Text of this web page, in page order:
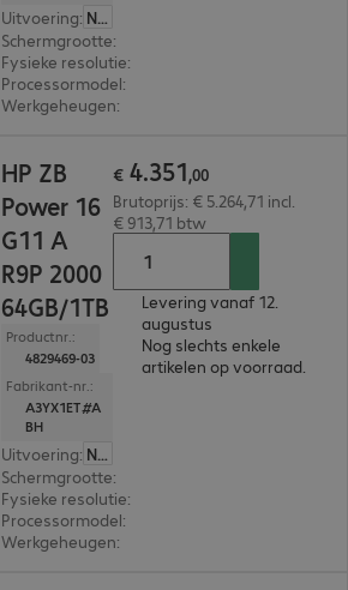
Uitvoering:
Nederland
Schermgrootte:
Fysieke resolutie:
Processormodel:
Werkgeheugen:
HP ZB
Power 16
G11 A
R9P 2000
64GB/1TB
Productnr.:
4829469-03
Fabrikant-nr.:
A3YX1ET#A
BH
Uitvoering:
Nederland
Schermgrootte:
Fysieke resolutie:
Processormodel:
Werkgeheugen:
€ 4.351,00
Brutoprijs: € 5.264,71 incl.
€ 913,71 btw
Levering vanaf 12.
augustus
Nog slechts enkele
artikelen op voorraad.